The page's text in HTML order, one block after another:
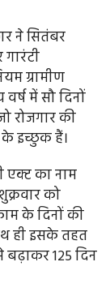
ने सितंबर
गारंटी
ग्रामीण
में सौ दिनों
रोजगार की
इच्छुक हैं।
एक्ट का नाम
को
के दिनों की
ही इसके तहत
125 दिन